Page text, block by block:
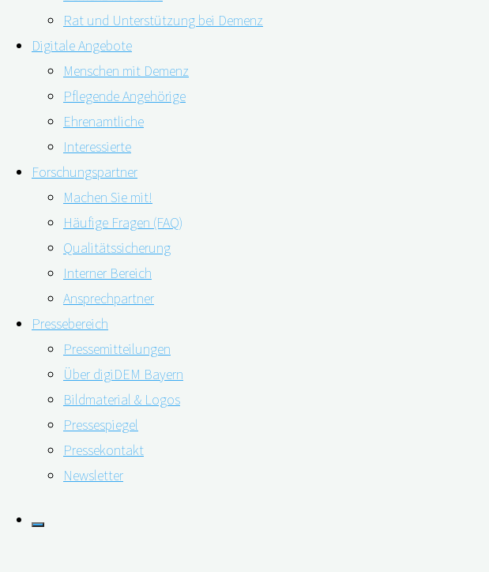
Rat und Unterstützung bei Demenz
Digitale Angebote
Menschen mit Demenz
Pflegende Angehörige
Ehrenamtliche
Interessierte
Forschungspartner
Machen Sie mit!
Häufige Fragen (FAQ)
Qualitätssicherung
Interner Bereich
Ansprechpartner
Pressebereich
Pressemitteilungen
Über digiDEM Bayern
Bildmaterial & Logos
Pressespiegel
Pressekontakt
Newsletter
08.09.202208.09.2022
Digitale Unterstützungsangebote für Menschen mit Demenz und ihre
digitalen Angebote ist mittlerweile ein echter Klassiker. Die digiDEM
Selbsttest, den pflegende Angehörige in nur wenigen Minuten
Frauen sind bei der Pflege demenzerkrankter Angehöriger stärker als Männer
Studie rund um das Wissenschaftsteam unseres digiDEM Bayern-Kollegen
Individuelle Empfehlung in drei Farben
Die Pflegebelastung ist hoch, gleichzeitig denken pflegende Angehörige oft zu
Abhilfe schaffen zu können – das ist der Grund, weshalb digiDEM Bayern die
ist bereits seit Januar 2021 online. Wer die zehn Fragen beantwortet hat –
­– erhält umgehend das Ergebnis: Grün, gelb oder rot, je nachdem, wie es um
Handlungsempfehlung. Diese beschreibt die nächsten wichtigen Schritte und
Dem Online-Selbsttest liegt die Kurzform der sogenannten “Häusliche-